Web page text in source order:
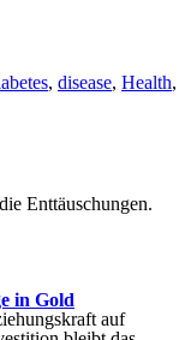
, disease, Health,
Enttäuschungen.
in Gold
auf